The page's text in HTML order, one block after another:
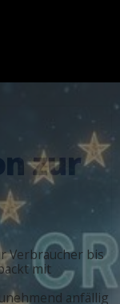
nzur
Verbraucher bis
mit
anfällig